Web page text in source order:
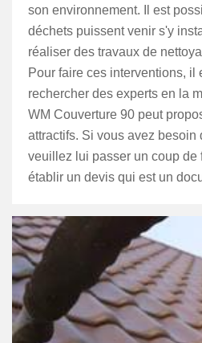
son environnement. Il est
déchets puissent venir s'y
réaliser des travaux de
Pour faire ces interventions, il
rechercher des experts en la
WM Couverture 90 peut
attractifs. Si vous avez besoin
veuillez lui passer un coup de
établir un devis qui est un